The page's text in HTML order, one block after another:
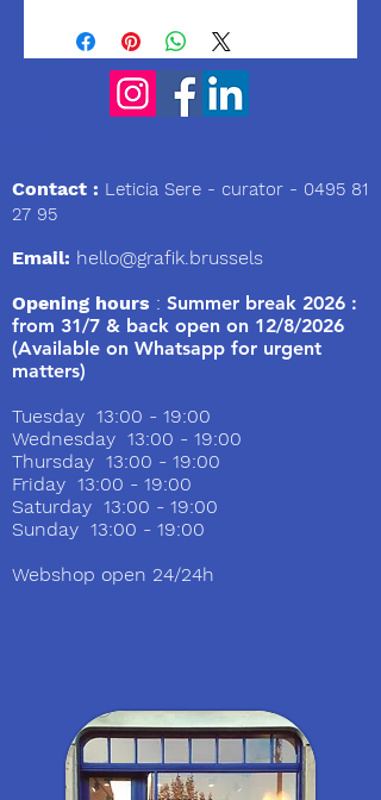
Contact : Leticia Sere - curator - 0495 81
27 95
Email: hello@grafik.brussels
Opening hours : Summer break 2026 :
from 31/7 & back open on 12/8/2026
(Available on Whatsapp for urgent
matters)
Tuesday 13:00 - 19:00
Wednesday 13:00 - 19:00
Thursday 13:00 - 19:00
Friday 13:00 - 19:00
Saturday 13:00 - 19:00
Sunday 13:00 - 19:00
Webshop open 24/24h